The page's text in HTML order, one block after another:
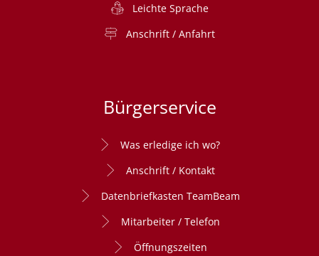
Leichte Sprache
Anschrift / Anfahrt
Bürgerservice
Was erledige ich wo?
Anschrift / Kontakt
Datenbriefkasten TeamBeam
Mitarbeiter / Telefon
Öffnungszeiten